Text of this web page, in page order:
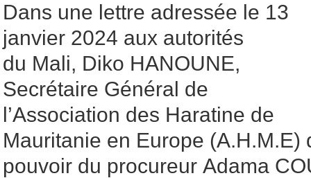
Dans une lettre adressée le 13
janvier 2024 aux autorités
du Mali, Diko HANOUNE,
Secrétaire Général de
l’Association des Haratine de
Mauritanie en Europe (A.H.M.E)
pouvoir du procureur Adama